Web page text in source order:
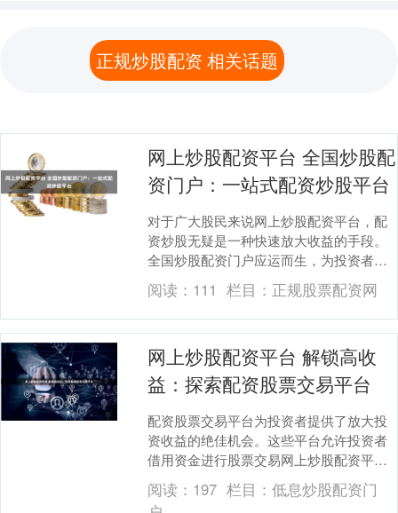
正规炒股配资 相关话题
网上炒股配资平台 全国炒股配
资门户：一站式配资炒股平台
对于广大股民来说网上炒股配资平台，配
资炒股无疑是一种快速放大收益的手段。
全国炒股配资门户应运而生，为投资者提
供一站式配资炒股服务。 此外，郑州股票
配资公司还提供....
阅读： 111 栏目： 正规股票配资网
网上炒股配资平台 解锁高收
益：探索配资股票交易平台
配资股票交易平台为投资者提供了放大投
资收益的绝佳机会。这些平台允许投资者
借用资金进行股票交易网上炒股配资平
台，从而增加其购买力。 网上配资炒股是
一种融资方式，允....
阅读： 197 栏目： 低息炒股配资门